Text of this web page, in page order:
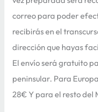
correo para poder
recibirás en el
dirección que hayas
El envío será gratuito
peninsular. Para
28€ Y para el resto del